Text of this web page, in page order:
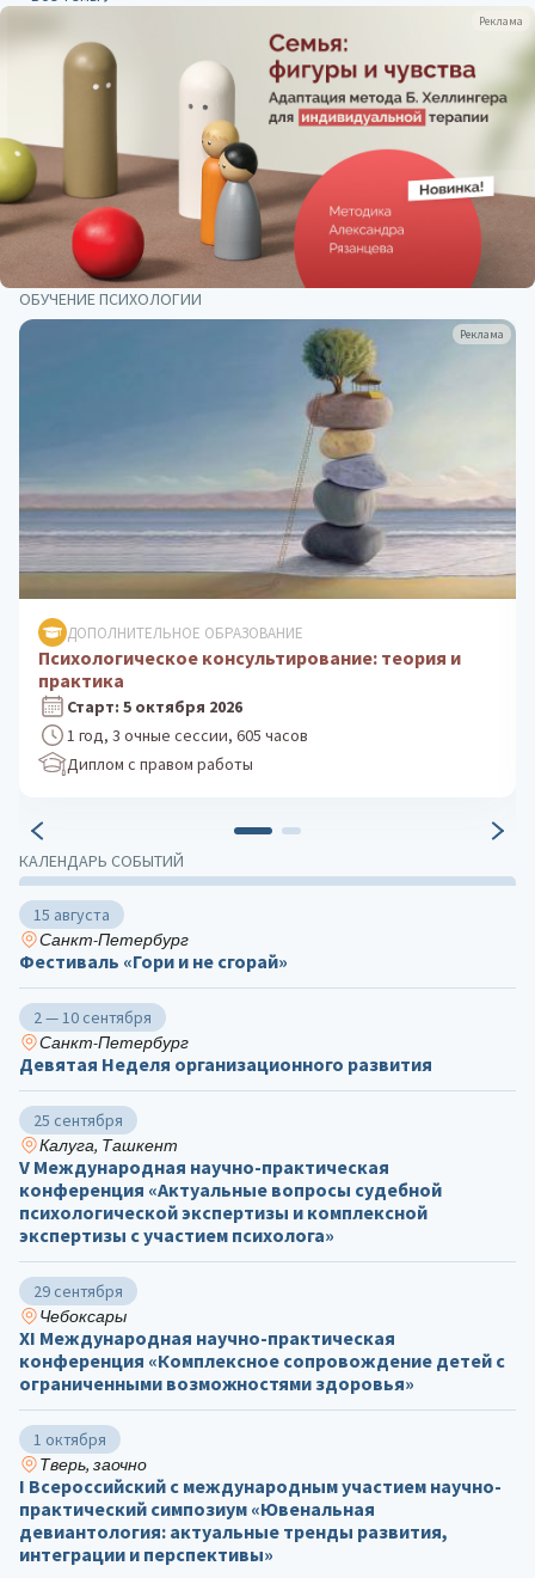
Реклама
КАЛЕНДАРЬ СОБЫТИЙ
15 августа
Санкт-Петербург
Фестиваль «Гори и не сгорай»
2 — 10 сентября
Санкт-Петербург
Девятая Неделя организационного развития
25 сентября
Калуга, Ташкент
V Международная научно-практическая
конференция «Актуальные вопросы судебной
психологической экспертизы и комплексной
экспертизы с участием психолога»
29 сентября
Чебоксары
ХΙ Международная научно-практическая
конференция «Комплексное сопровождение детей с
ограниченными возможностями здоровья»
1 октября
Тверь, заочно
I Всероссийский с международным участием научно-
практический симпозиум «Ювенальная
девиантология: актуальные тренды развития,
интеграции и перспективы»
ОБУЧЕНИЕ ПСИХОЛОГИИ
Реклама
ДОПОЛНИТЕЛЬНОЕ ОБРАЗОВАНИЕ
Клиническая психология: практика
психологического консультирования
Старт: 24 августа 2026
1 год, 3 очные сессии, 605 часов
Диплом с правом работы